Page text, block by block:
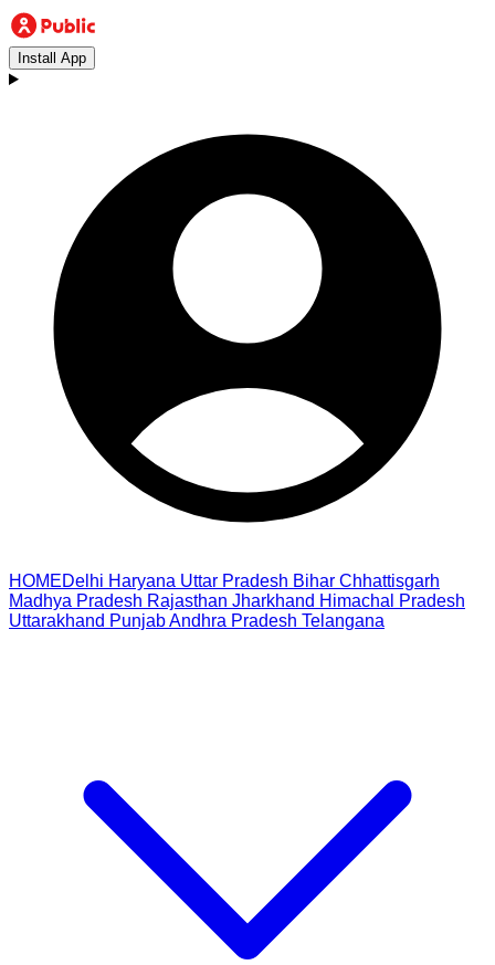
Install App
HOMEDelhi Haryana Uttar Pradesh Bihar Chhattisgarh
Madhya Pradesh Rajasthan Jharkhand Himachal Pradesh
Uttarakhand PunjabAndhra Pradesh Telangana